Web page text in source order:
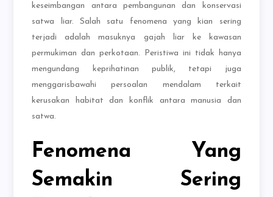
keseimbangan antara pembangunan dan konservasi
satwa liar. Salah satu fenomena yang kian sering
terjadi adalah masuknya gajah liar ke kawasan
permukiman dan perkotaan. Peristiwa ini tidak hanya
mengundang keprihatinan publik, tetapi juga
menggarisbawahi persoalan mendalam terkait
kerusakan habitat dan konflik antara manusia dan
satwa.
Fenomena Yang
Semakin Sering